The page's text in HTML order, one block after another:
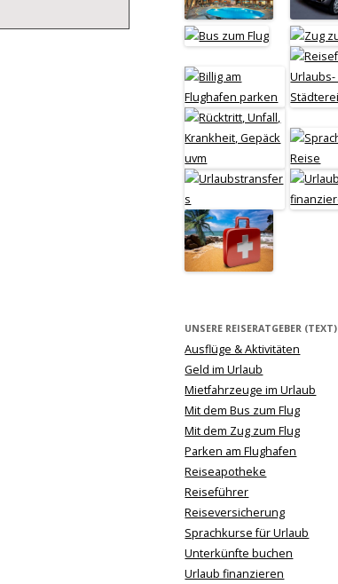
UNSERE REISERATGEBER (TEXT)
Ausflüge & Aktivitäten
Geld im Urlaub
Mietfahrzeuge im Urlaub
Mit dem Bus zum Flug
Mit dem Zug zum Flug
Parken am Flughafen
Reiseapotheke
Reiseführer
Reiseversicherung
Sprachkurse für Urlaub
Unterkünfte buchen
Urlaub finanzieren